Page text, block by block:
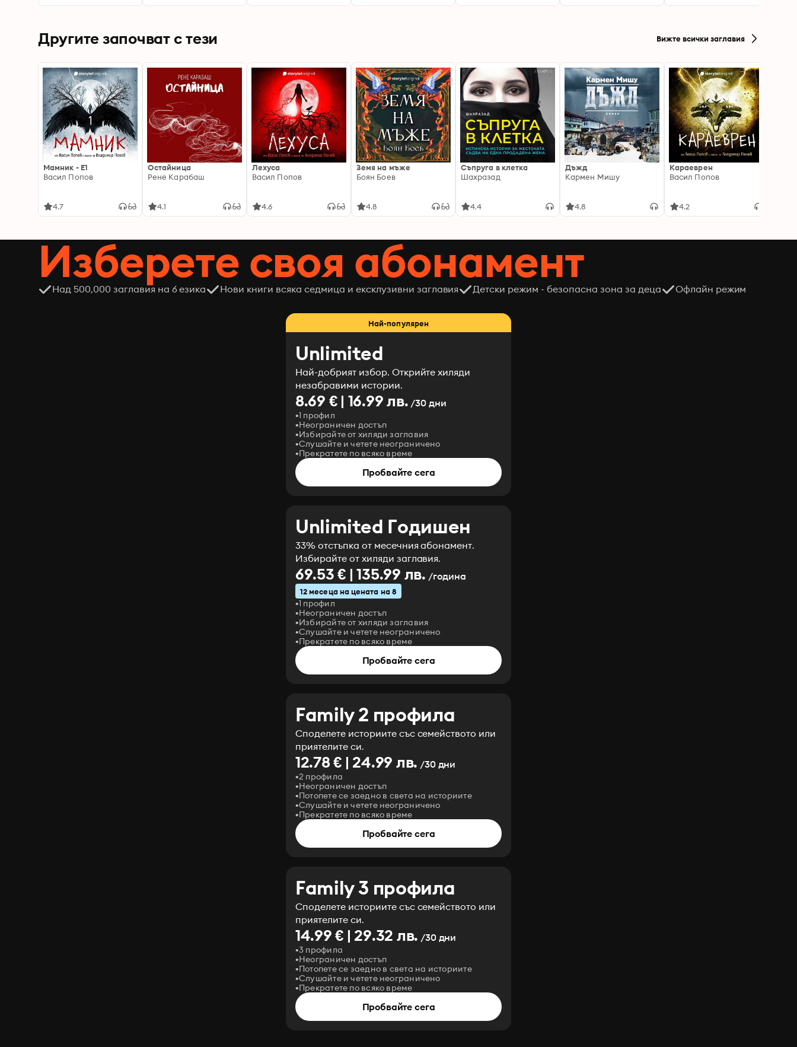
Другите започват с тези Вижте всички заглавия
Мамник - E1
Васил Попов
4.7
Остайница
Рене Карабаш
4.1
Лехуса
Васил Попов
4.6
Земя на мъже
Боян Боев
4.8
Съпруга в клетка
Шахразад
4.4
Дъжд
Кармен Мишу
4.8
Караеврен
Васил Попов
4.2
Изберете своя абонамент
Над 500,000 заглавия на 6 езика Нови книги всяка седмица и ексклузивни заглавия Детски режим - безопасна зона за деца Офлайн режим
Най-популярен
Unlimited
Най-добрият избор. Открийте хиляди
незабравими истории.
8.69 € | 16.99 лв. /30 дни
1 профил
Неограничен достъп
Избирайте от хиляди заглавия
Слушайте и четете неограничено
Прекратете по всяко време
Пробвайте сега
Unlimited Годишен
33% отстъпка от месечния абонамент.
Избирайте от хиляди заглавия.
69.53 € | 135.99 лв. /година
12 месеца на цената на 8
1 профил
Неограничен достъп
Избирайте от хиляди заглавия
Слушайте и четете неограничено
Прекратете по всяко време
Пробвайте сега
Family 2 профила
Споделете историите със семейството или
приятелите си.
12.78 € | 24.99 лв. /30 дни
2 профила
Неограничен достъп
Потопете се заедно в света на историите
Слушайте и четете неограничено
Прекратете по всяко време
Пробвайте сега
Family 3 профила
Споделете историите със семейството или
приятелите си.
14.99 € | 29.32 лв. /30 дни
3 профила
Неограничен достъп
Потопете се заедно в света на историите
Слушайте и четете неограничено
Прекратете по всяко време
Пробвайте сега